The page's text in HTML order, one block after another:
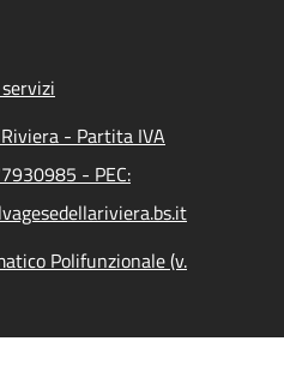
- Partita IVA
- PEC:
Polifunzionale (v.